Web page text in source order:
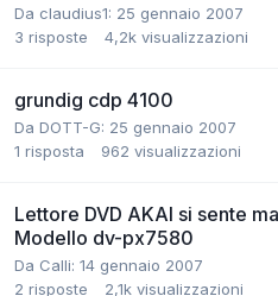
Da claudius1: 25 gennaio 2007
3 risposte 4,2k visualizzazioni
grundig cdp 4100
Da DOTT-G: 25 gennaio 2007
1 risposta 962 visualizzazioni
Lettore DVD AKAI si sente
Modello dv-px7580
Da Calli: 14 gennaio 2007
2 risposte 2,1k visualizzazioni